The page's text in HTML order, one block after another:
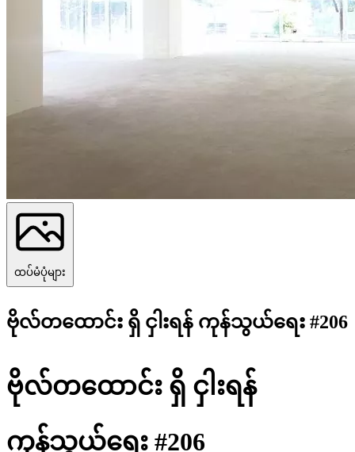
ထပ်မံပုံများ
ဗိုလ်တထောင်း ရှိ ငှါးရန် ကုန်သွယ်ရေး #206
ဗိုလ်တထောင်း ရှိ ငှါးရန်
ကုန်သွယ်ရေး #206